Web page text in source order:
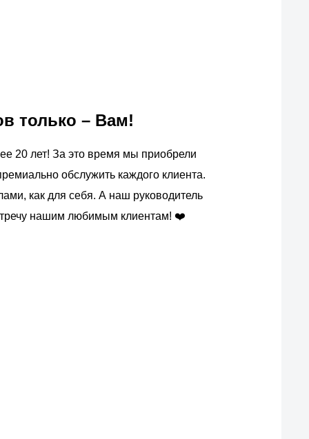
только – Вам!
20 лет! За это время мы приобрели
обслужить каждого клиента.
как для себя. А наш руководитель
нашим любимым клиентам! ❤️